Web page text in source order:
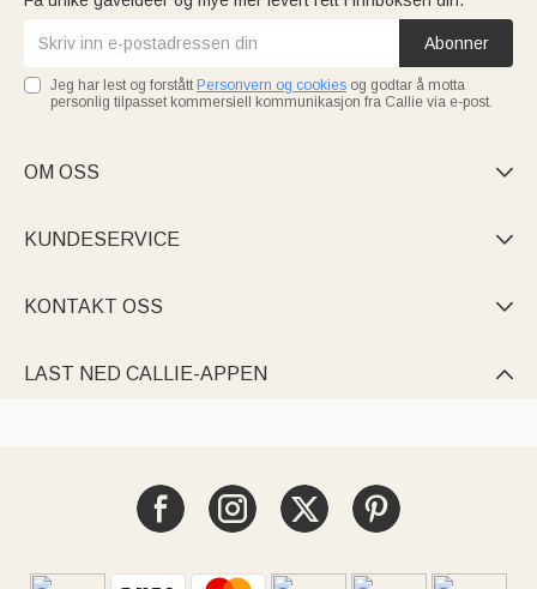
Abonner
Jeg har lest og forstått Personvern og cookies og godtar å motta
personlig tilpasset kommersiell kommunikasjon fra Callie via e-post.
OM OSS 
KUNDESERVICE 
KONTAKT OSS 
LAST NED CALLIE-APPEN 